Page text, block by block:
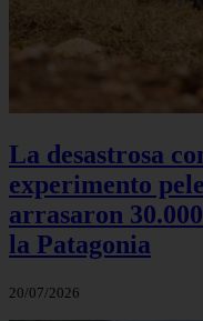
La desastrosa
experimento
arrasaron
la Patagonia
20/07/2026